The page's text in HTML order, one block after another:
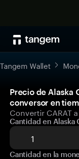
Tangem Wallet
Precio de Alaska
conversor en
Convertir CARAT
Cantidad en Alaska
Cantidad en la